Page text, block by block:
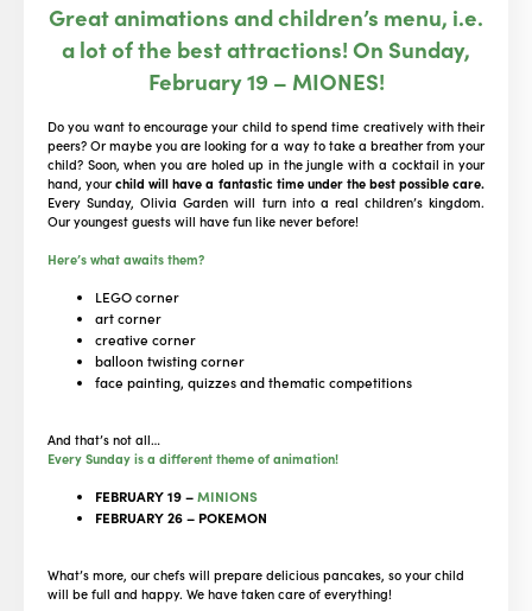
Great animations and children’s menu, i.e.
a lot of the best attractions! On Sunday,
February 19 – MIONES!
Do you want to encourage your child to spend time creatively with their
peers? Or maybe you are looking for a way to take a breather from your
child? Soon, when you are holed up in the jungle with a cocktail in your
hand, yourchild will have a fantastic time under the best possible care.
Every Sunday, Olivia Garden will turn into a real children’s kingdom.
Our youngest guests will have fun like never before!
Here’s what awaits them?
LEGO corner
art corner
creative corner
balloon twisting corner
face painting, quizzes and thematic competitions
And that’s not all…
Every Sunday is a different theme of animation!
FEBRUARY 19 –MINIONS
FEBRUARY 26 – POKEMON
What’s more, our chefs will prepare delicious pancakes, so your child
will be full and happy. We have taken care of everything!